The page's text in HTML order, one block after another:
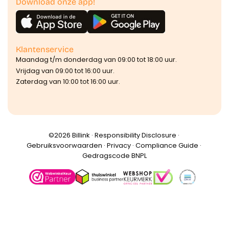
Klantenservice
Maandag t/m donderdag van 09:00 tot 18:00 uur.
Vrijdag van 09:00 tot 16:00 uur.
Zaterdag van 10:00 tot 16:00 uur.
©️2026 Billink · Responsibility Disclosure ·
Gebruiksvoorwaarden · Privacy· Compliance Guide ·
Gedragscode BNPL